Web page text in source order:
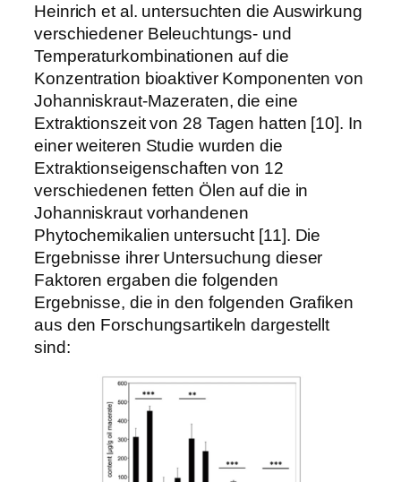
Heinrich et al. untersuchten die Auswirkung
verschiedener Beleuchtungs- und
Temperaturkombinationen auf die
Konzentration bioaktiver Komponenten von
Johanniskraut-Mazeraten, die eine
Extraktionszeit von 28 Tagen hatten [10]. In
einer weiteren Studie wurden die
Extraktionseigenschaften von 12
verschiedenen fetten Ölen auf die in
Johanniskraut vorhandenen
Phytochemikalien untersucht [11]. Die
Ergebnisse ihrer Untersuchung dieser
Faktoren ergaben die folgenden
Ergebnisse, die in den folgenden Grafiken
aus den Forschungsartikeln dargestellt
sind: